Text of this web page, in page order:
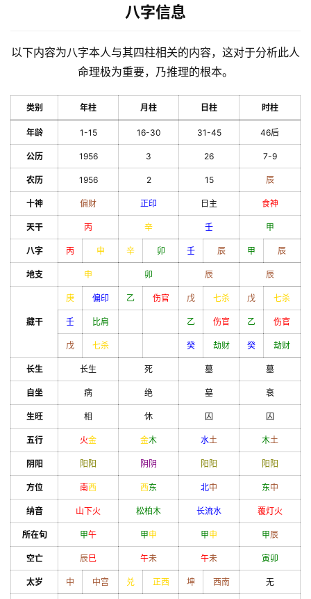
八字信息
以下内容为八字本人与其四柱相关的内容，这对于分析此人
命理极为重要，乃推理的根本。
类别 年柱 月柱 日柱 时柱
年龄 1-15 16-30 31-45 46后
公历 1956 3 26 7-9
农历 1956 2 15 辰
十神 偏财 正印 日主 食神
天干 丙 辛 壬 甲
八字 丙 申 辛 卯 壬 辰 甲 辰
地支 申 卯 辰 辰
藏干
庚 偏印 乙 伤官 戊 七杀 戊 七杀
壬 比肩 乙 伤官 乙 伤官
戊 七杀 癸 劫财 癸 劫财
长生 长生 死 墓 墓
自坐 病 绝 墓 衰
生旺 相 休 囚 囚
五行 火金 金木 水土 木土
阴阳 阳 阳 阴 阴 阳 阳 阳 阳
方位 南西 西东 北中 东中
纳音 山下火 松柏木 长流水 覆灯火
所在旬 甲午 甲申 甲申 甲辰
空亡 辰巳 午未 午未 寅卯
太岁 中 中宫 兑 正西 坤 西南 无